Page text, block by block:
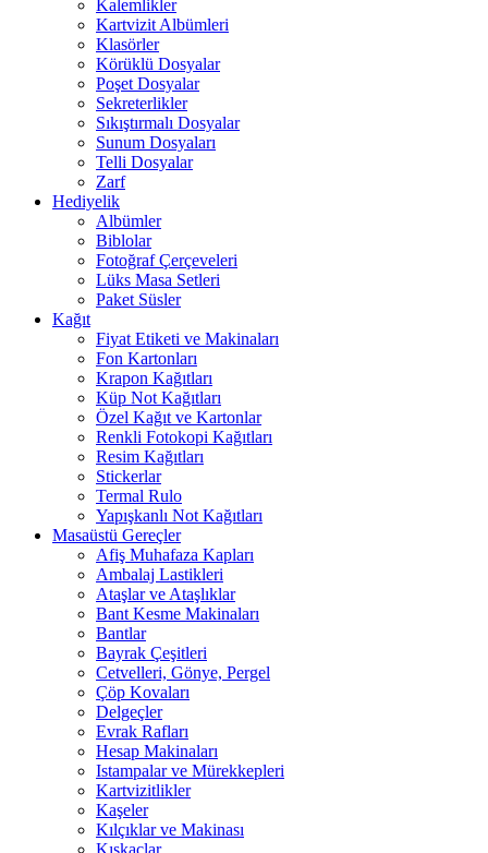
Kalemlikler
Kartvizit Albümleri
Klasörler
Körüklü Dosyalar
Poşet Dosyalar
Sekreterlikler
Sıkıştırmalı Dosyalar
Sunum Dosyaları
Telli Dosyalar
Zarf
Hediyelik
Albümler
Biblolar
Fotoğraf Çerçeveleri
Lüks Masa Setleri
Paket Süsler
Kağıt
Fiyat Etiketi ve Makinaları
Fon Kartonları
Krapon Kağıtları
Küp Not Kağıtları
Özel Kağıt ve Kartonlar
Renkli Fotokopi Kağıtları
Resim Kağıtları
Stickerlar
Termal Rulo
Yapışkanlı Not Kağıtları
Masaüstü Gereçler
Afiş Muhafaza Kapları
Ambalaj Lastikleri
Ataşlar ve Ataşlıklar
Bant Kesme Makinaları
Bantlar
Bayrak Çeşitleri
Cetvelleri, Gönye, Pergel
Çöp Kovaları
Delgeçler
Evrak Rafları
Hesap Makinaları
Istampalar ve Mürekkepleri
Kartvizitlikler
Kaşeler
Kılçıklar ve Makinası
Kıskaçlar